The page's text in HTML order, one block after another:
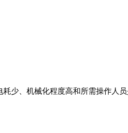
少、机械化程度高和所需操作人